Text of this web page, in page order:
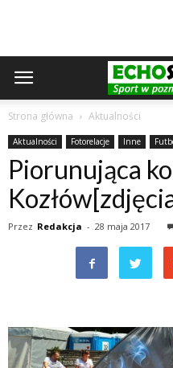
Strona główna Aktualności
Aktualności Fotorelacje Inne
Piorunująca
Przez Redakcja - 28 maja 2017